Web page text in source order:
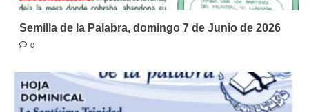
Semilla de la Palabra, domingo 7 de Junio de 2026
0